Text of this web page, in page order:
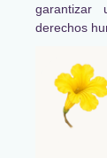
garantizar
derechos